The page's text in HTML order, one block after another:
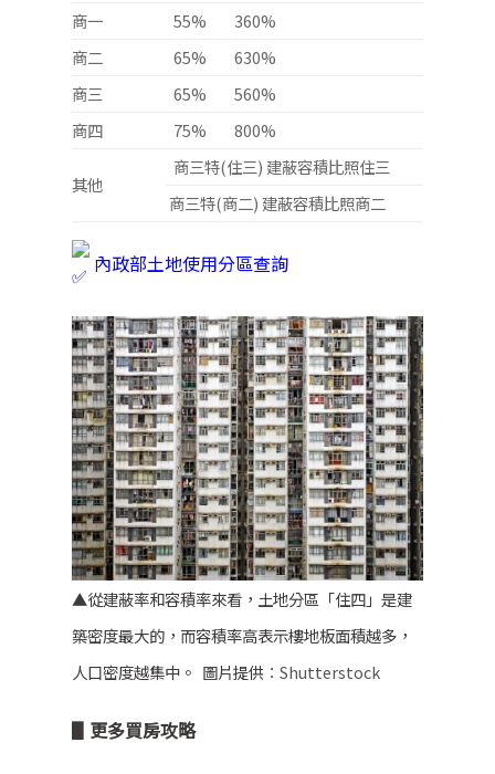
商一 55%
360%
商二
65%
630%
商三
65%
560%
商四
75% 800%
其他
商三特(住三) 建蔽容積比照住三
商三特(商二) 建蔽容積比照商二
內政部土地使用分區查詢
▲從建蔽率和容積率來看，土地分區「住四」是建
築密度最大的，而容積率高表示樓地板面積越多，
人口密度越集中。 圖片提供 ：Shutterstock
▋更多買房攻略